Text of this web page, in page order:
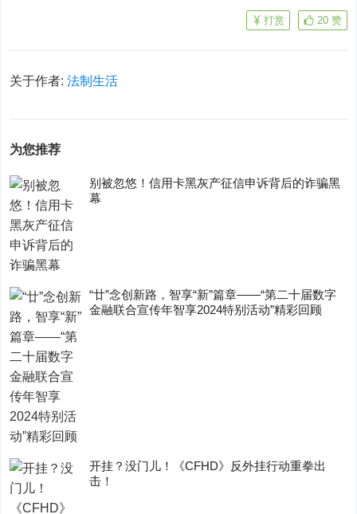
20 赞
打赏
关于作者:法制生活
为您推荐
别被忽悠！信用卡黑灰产征信申诉背后的诈骗黑
幕
“廿”念创新路，智享“新”篇章——“第二十届数字
金融联合宣传年智享2024特别活动”精彩回顾
开挂？没门儿！《CFHD》反外挂行动重拳出
击！